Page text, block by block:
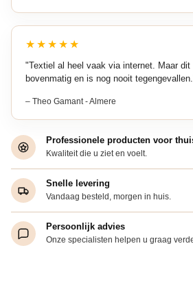
★★★★★
"Textiel al heel vaak via internet. Maar
bovenmatig en is nog nooit
– Theo Gamant - Almere
Professionele producten voor
Kwaliteit die u ziet en voelt.
Snelle levering
Vandaag besteld, morgen in huis.
Persoonlijk advies
Onze specialisten helpen u graag